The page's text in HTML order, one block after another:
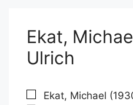
Ekat,
Ulrich
Ekat, Michael